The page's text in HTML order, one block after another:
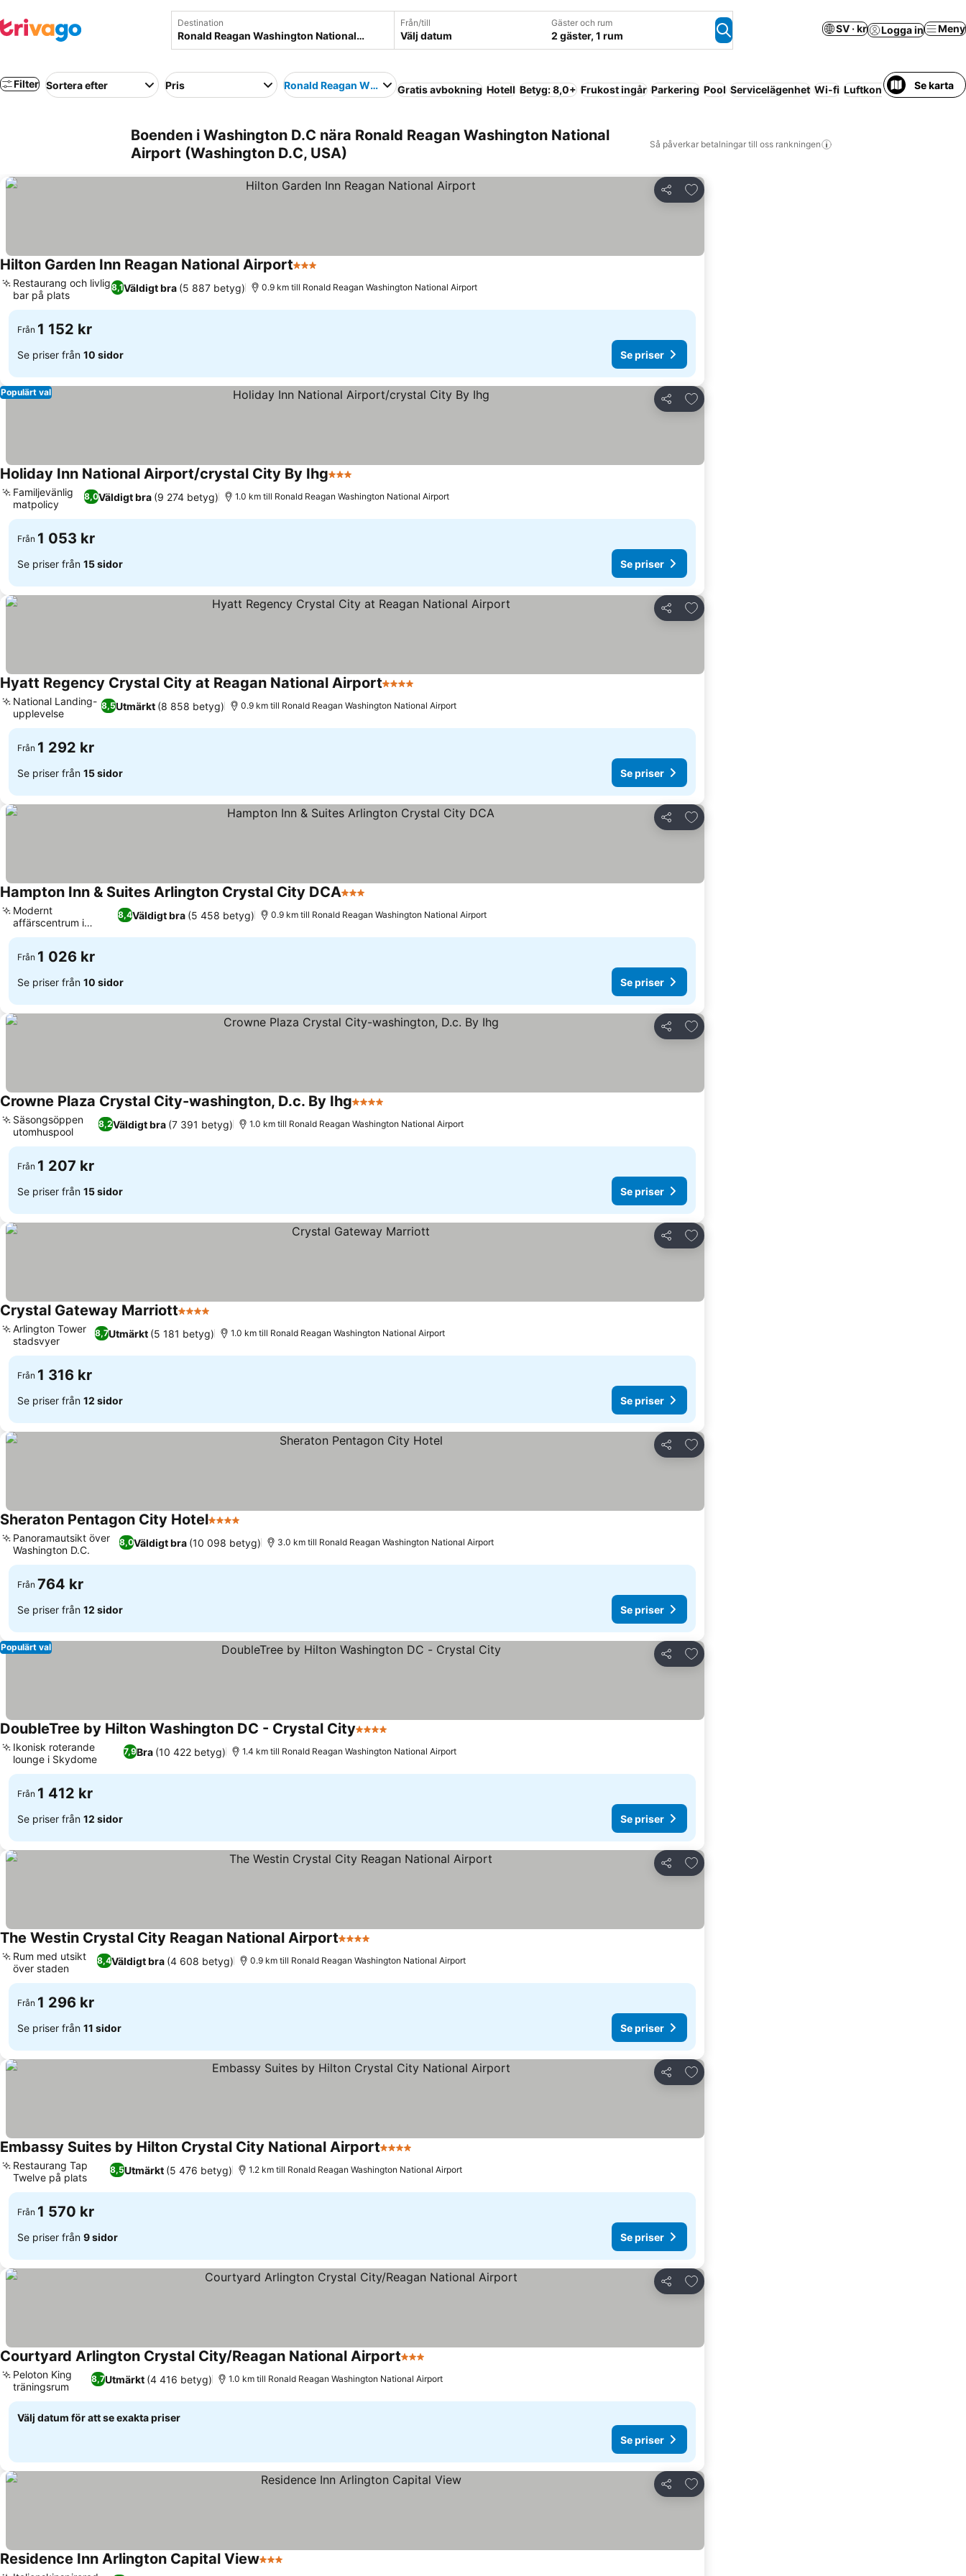
Destination Från/till
Välj datum
Gäster och rum
2 gäster, 1 rum
SV · kr Logga in Meny
Filter Sortera efter Pris Ronald Reagan Washington National Airport
Gratis avbokning Hotell Betyg: 8,0+ Frukost ingår Parkering Pool Servicelägenhet Wi-fi Luftkonditionering
Se karta
Boenden i Washington D.C nära Ronald Reagan Washington National
Airport (Washington D.C, USA)
Så påverkar betalningar till oss rankningen
Dela
Lägg till i Mina Favoriter
Hilton Garden Inn Reagan National Airport3 Stjärnor
8,1Väldigt bra (5 887 betyg)
Restaurang och livlig
bar på plats
0.9 km till Ronald Reagan Washington National Airport
Från 1 152 kr
Se priser från 10 sidor Se priser
Dela
Lägg till i Mina Favoriter
Populärt val
Holiday Inn National Airport/crystal City By Ihg3 Stjärnor
8,0Väldigt bra (9 274 betyg)
Familjevänlig
matpolicy
1.0 km till Ronald Reagan Washington National Airport
Från 1 053 kr
Se priser från 15 sidor Se priser
Dela
Lägg till i Mina Favoriter
Hyatt Regency Crystal City at Reagan National Airport4 Stjärnor
8,5Utmärkt (8 858 betyg)
National Landing-
upplevelse
0.9 km till Ronald Reagan Washington National Airport
Från 1 292 kr
Se priser från 15 sidor Se priser
Dela
Lägg till i Mina Favoriter
Hampton Inn & Suites Arlington Crystal City DCA3 Stjärnor
8,4Väldigt bra (5 458 betyg)
Modernt
affärscentrum i
Crystal City
0.9 km till Ronald Reagan Washington National Airport
Från 1 026 kr
Se priser från 10 sidor Se priser
Dela
Lägg till i Mina Favoriter
Crowne Plaza Crystal City-washington, D.c. By Ihg4 Stjärnor
8,2Väldigt bra (7 391 betyg)
Säsongsöppen
utomhuspool
1.0 km till Ronald Reagan Washington National Airport
Från 1 207 kr
Se priser från 15 sidor Se priser
Dela
Lägg till i Mina Favoriter
Crystal Gateway Marriott4 Stjärnor
8,7Utmärkt (5 181 betyg)
Arlington Tower
stadsvyer
1.0 km till Ronald Reagan Washington National Airport
Från 1 316 kr
Se priser från 12 sidor Se priser
Dela
Lägg till i Mina Favoriter
Sheraton Pentagon City Hotel4 Stjärnor
8,0Väldigt bra (10 098 betyg)
Panoramautsikt över
Washington D.C.
3.0 km till Ronald Reagan Washington National Airport
Från 764 kr
Se priser från 12 sidor Se priser
Dela
Lägg till i Mina Favoriter
Populärt val
DoubleTree by Hilton Washington DC - Crystal City4 Stjärnor
7,9Bra (10 422 betyg)
Ikonisk roterande
lounge i Skydome
1.4 km till Ronald Reagan Washington National Airport
Från 1 412 kr
Se priser från 12 sidor Se priser
Dela
Lägg till i Mina Favoriter
The Westin Crystal City Reagan National Airport4 Stjärnor
8,4Väldigt bra (4 608 betyg)
Rum med utsikt
över staden
0.9 km till Ronald Reagan Washington National Airport
Från 1 296 kr
Se priser från 11 sidor Se priser
Dela
Lägg till i Mina Favoriter
Embassy Suites by Hilton Crystal City National Airport4 Stjärnor
8,5Utmärkt (5 476 betyg)
Restaurang Tap
Twelve på plats
1.2 km till Ronald Reagan Washington National Airport
Från 1 570 kr
Se priser från 9 sidor Se priser
Dela
Lägg till i Mina Favoriter
Courtyard Arlington Crystal City/Reagan National Airport3 Stjärnor
8,7Utmärkt (4 416 betyg)
Peloton King
träningsrum
1.0 km till Ronald Reagan Washington National Airport
Välj datum för att se exakta priser
Se priser
Dela
Lägg till i Mina Favoriter
Residence Inn Arlington Capital View3 Stjärnor